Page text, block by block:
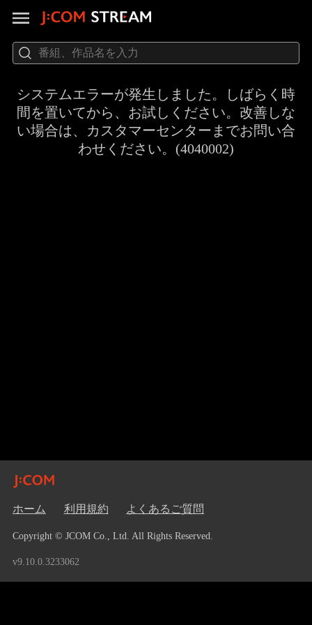
システムエラーが発生しました。しばらく時
間を置いてから、お試しください。改善しな
い場合は、カスタマーセンターまでお問い合
わせください。(4040002)
ホーム 利用規約 よくあるご質問
Copyright © JCOM Co., Ltd. All Rights Reserved.
v9.10.0.3233062